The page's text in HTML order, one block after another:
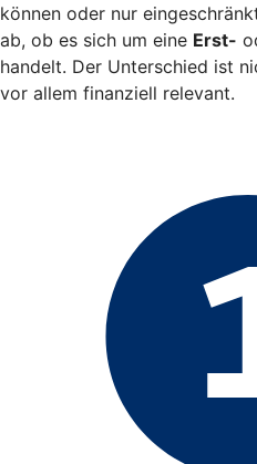
können oder nur
ab, ob es sich um eine Erst-
handelt. Der Unterschied ist
vor allem finanziell relevant.